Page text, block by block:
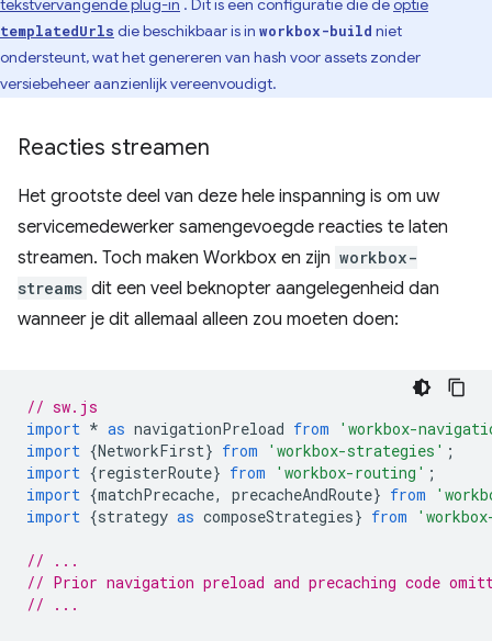
tekstvervangende plug-in . Dit is een configuratie die deoptie
templatedUrls die beschikbaar is in workbox-build niet
ondersteunt, wat het genereren van hash voor assets zonder
versiebeheer aanzienlijk vereenvoudigt.
Reacties streamen
Het grootste deel van deze hele inspanning is om uw
servicemedewerker samengevoegde reacties te laten
streamen. Toch maken Workbox en zijn workbox-
streams dit een veel beknopter aangelegenheid dan
wanneer je dit allemaal alleen zou moeten doen:
// sw.js
import * as navigationPreload from
'workbox-
import {NetworkFirst} from 'workbox-strategies' ;
import {registerRoute} from 'workbox-routing' ;
import {matchPrecache, precacheAndRoute} from
import {strategy as composeStrategies} from
// ...
// Prior navigation preload and precaching code
// ...